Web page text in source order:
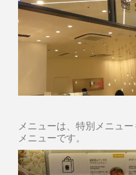
メニューは、特別メニュ
メニューです。